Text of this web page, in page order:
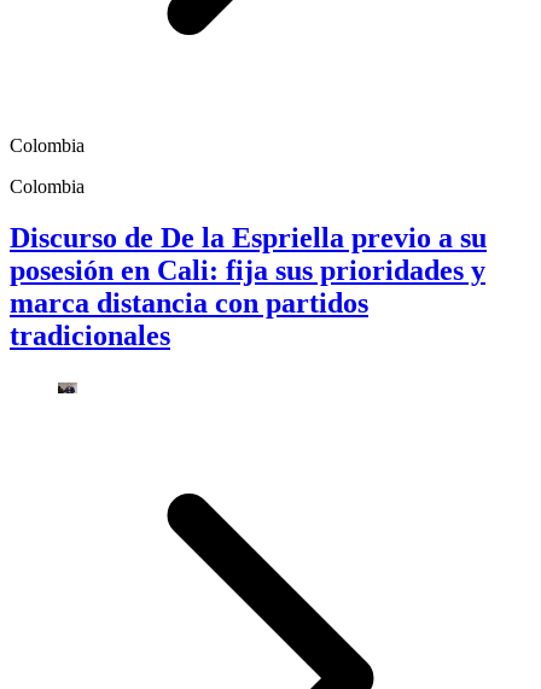
Colombia
Colombia
Discurso de De la Espriella previo a su
posesión en Cali: fija sus prioridades y
marca distancia con partidos
tradicionales